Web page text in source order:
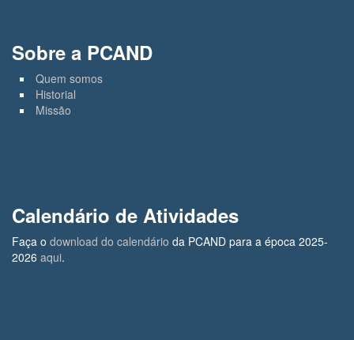
Sobre a PCAND
Quem somos
Historial
Missão
Calendário de Atividades
Faça o download do calendário da PCAND para a época 2025-
2026 aqui.